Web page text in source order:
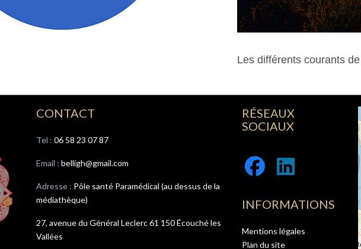
Les différents courants
CONTACT
Tel : ‭ 06 58 23 07 87
Email : belligh@gmail.com
Adresse : Pôle santé Paramédical (au dessus de la
médiathèque)
27, avenue du Général Leclerc 61 150 Écouché les
Vallées
RÉSEAUX
SOCIAUX
Facebook
Linkedin
INFORMATIONS
Mentions légales
Plan du site